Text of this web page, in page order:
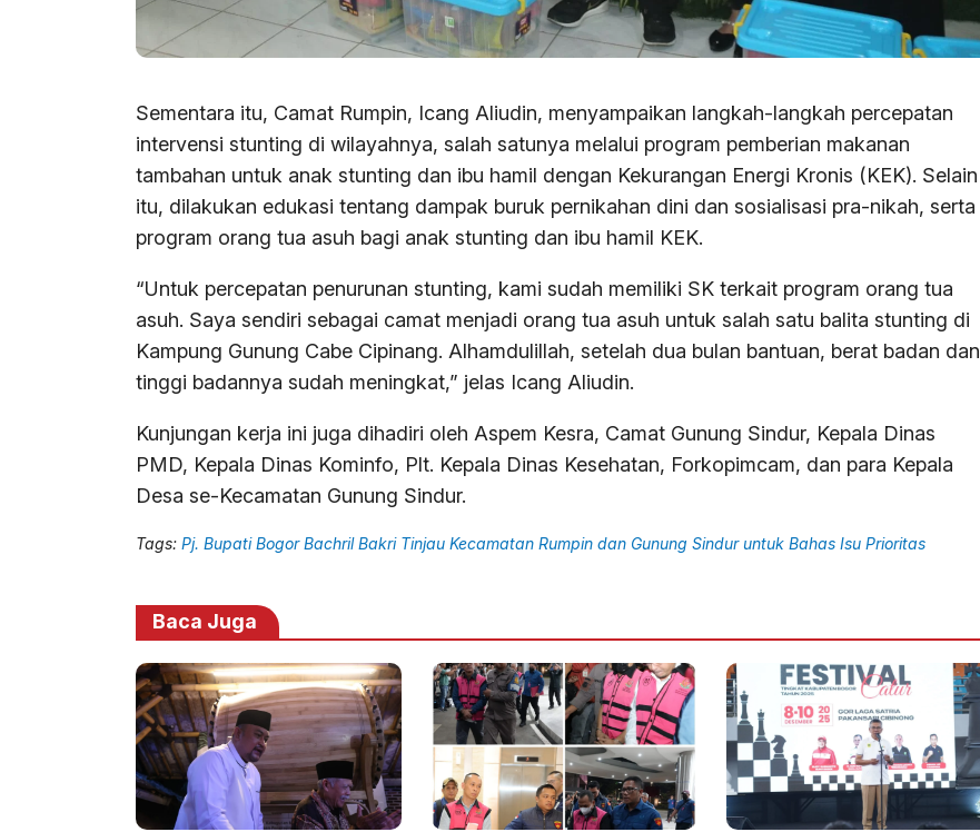
Sementara itu, Camat Rumpin, Icang Aliudin, menyampaikan langkah-langkah percepatan
intervensi stunting di wilayahnya, salah satunya melalui program pemberian makanan
tambahan untuk anak stunting dan ibu hamil dengan Kekurangan Energi Kronis (KEK). Selain
itu, dilakukan edukasi tentang dampak buruk pernikahan dini dan sosialisasi pra-nikah, serta
program orang tua asuh bagi anak stunting dan ibu hamil KEK.
“Untuk percepatan penurunan stunting, kami sudah memiliki SK terkait program orang tua
asuh. Saya sendiri sebagai camat menjadi orang tua asuh untuk salah satu balita stunting di
Kampung Gunung Cabe Cipinang. Alhamdulillah, setelah dua bulan bantuan, berat badan dan
tinggi badannya sudah meningkat,” jelas Icang Aliudin.
Kunjungan kerja ini juga dihadiri oleh Aspem Kesra, Camat Gunung Sindur, Kepala Dinas
PMD, Kepala Dinas Kominfo, Plt. Kepala Dinas Kesehatan, Forkopimcam, dan para Kepala
Desa se-Kecamatan Gunung Sindur.
Tags: Pj. Bupati Bogor Bachril Bakri Tinjau Kecamatan Rumpin dan Gunung Sindur untuk Bahas Isu Prioritas
Baca Juga